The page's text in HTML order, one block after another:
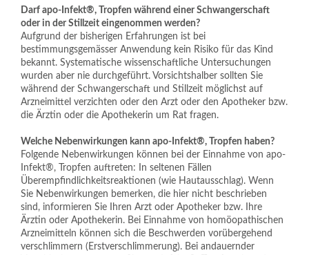
Darf apo-Infekt®, Tropfen während einer Schwangerschaft
oder in der Stillzeit eingenommen werden?
Aufgrund der bisherigen Erfahrungen ist bei
bestimmungsgemässer Anwendung kein Risiko für das Kind
bekannt. Systematische wissenschaftliche Untersuchungen
wurden aber nie durchgeführt. Vorsichtshalber sollten Sie
während der Schwangerschaft und Stillzeit möglichst auf
Arzneimittel verzichten oder den Arzt oder den Apotheker bzw.
die Ärztin oder die Apothekerin um Rat fragen.
Welche Nebenwirkungen kann apo-Infekt®, Tropfen haben?
Folgende Nebenwirkungen können bei der Einnahme von apo-
Infekt®, Tropfen auftreten: In seltenen Fällen
Überempfindlichkeitsreaktionen (wie Hautausschlag). Wenn
Sie Nebenwirkungen bemerken, die hier nicht beschrieben
sind, informieren Sie Ihren Arzt oder Apotheker bzw. Ihre
Ärztin oder Apothekerin. Bei Einnahme von homöopathischen
Arzneimitteln können sich die Beschwerden vorübergehend
verschlimmern (Erstverschlimmerung). Bei andauernder